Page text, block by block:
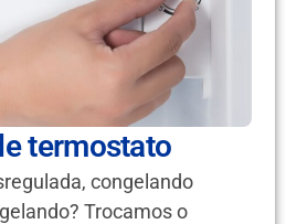
termostato
congelando
Trocamos o